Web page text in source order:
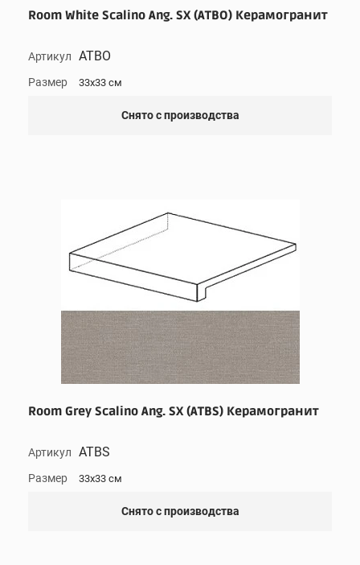
Room White Scalino Ang. SX (ATBO) Керамогранит
Артикул ATBO
Размер 33x33 см
Снято с производства
Room Grey Scalino Ang. SX (ATBS) Керамогранит
Артикул ATBS
Размер 33x33 см
Снято с производства